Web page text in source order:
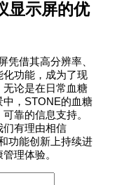
显示屏的优
凭借其高分辨率、
功能，成为了现
论是在日常血糖
，STONE的血糖
靠的信息支持。
们有理由相信
功能创新上持续进
理体验。